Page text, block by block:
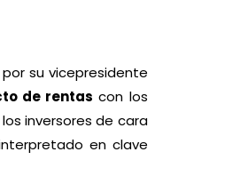
su vicepresidente
de rentas con los
inversores de cara
en clave